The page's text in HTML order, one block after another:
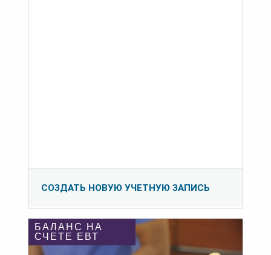
СОЗДАТЬ НОВУЮ УЧЕТНУЮ ЗАПИСЬ
БАЛАНС НА
СЧЕТЕ ЕВТ